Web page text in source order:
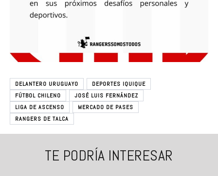
DELANTERO URUGUAYO
DEPORTES IQUIQUE
FÚTBOL CHILENO
JOSÉ LUIS FERNÁNDEZ
LIGA DE ASCENSO
MERCADO DE PASES
RANGERS DE TALCA
TE PODRÍA INTERESAR